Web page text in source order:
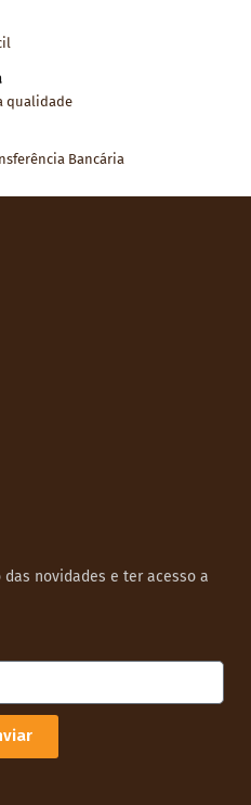
qualidade
Bancária
novidades e ter acesso a